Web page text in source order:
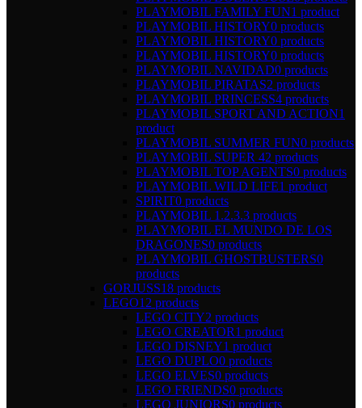
PLAYMOBIL FAMILY FUN1 product
PLAYMOBIL HISTORY0 products
PLAYMOBIL HISTORY0 products
PLAYMOBIL HISTORY0 products
PLAYMOBIL NAVIDAD0 products
PLAYMOBIL PIRATAS2 products
PLAYMOBIL PRINCESS4 products
PLAYMOBIL SPORT AND ACTION1
product
PLAYMOBIL SUMMER FUN0 products
PLAYMOBIL SUPER 42 products
PLAYMOBIL TOP AGENTS0 products
PLAYMOBIL WILD LIFE1 product
SPIRIT0 products
PLAYMOBIL 1.2.3.3 products
PLAYMOBIL EL MUNDO DE LOS
DRAGONES0 products
PLAYMOBIL GHOSTBUSTERS0
products
GORJUSS18 products
LEGO12 products
LEGO CITY2 products
LEGO CREATOR1 product
LEGO DISNEY1 product
LEGO DUPLO0 products
LEGO ELVES0 products
LEGO FRIENDS0 products
LEGO JUNIORS0 products